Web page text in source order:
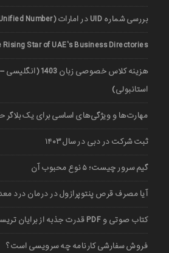
بررسی شماره UID در امارات (UAE Unified Number)
Star of UAE’s Business Directories
هزینه کلاس خصوصی
استانبولی)
مهارت‌ها و ویژگی‌های اساسی برای یک بلاگر
ثبت شرکت در دبی در سال ۱۴۰۳
گیم سرور چیست؛ ۵ نوع محبوب آن
آیا مصرف قرص پنتوپرازول در درمان درد
کتاب صوتی و PDF قدرت جذبه از برایان تریسی
فروش سفارشی کارنامه چه سرویسی است؟